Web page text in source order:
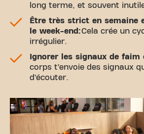
long terme, et souvent
Être très strict en semaine
le week-end:Cela crée un
irrégulier.
Ignorer les signaux de faim
corps t’envoie des signaux
d’écouter.